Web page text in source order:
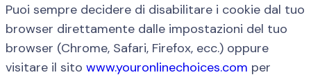
Puoi sempre decidere di disabilitare i cookie dal tuo
browser direttamente dalle impostazioni del tuo
browser (Chrome, Safari, Firefox, ecc.) oppure
visitare il sito www.youronlinechoices.com per